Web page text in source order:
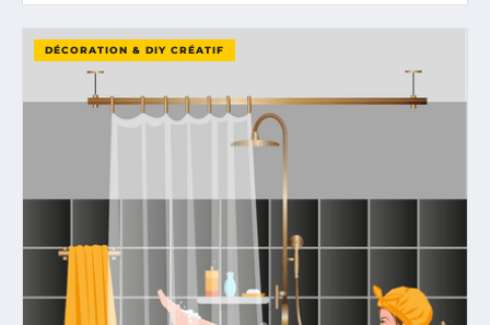
DÉCORATION & DIY CRÉATIF